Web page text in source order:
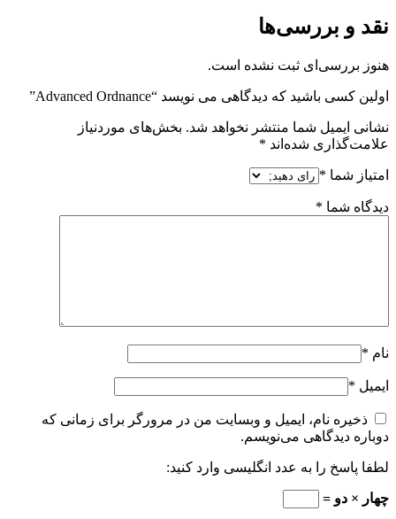
نقد و بررسی‌ها
هنوز بررسی‌ای ثبت نشده است.
اولین کسی باشید که دیدگاهی می نویسد “Advanced Ordnance”
نشانی ایمیل شما منتشر نخواهد شد. بخش‌های موردنیاز
علامت‌گذاری شده‌اند *
امتیاز شما *
دیدگاه شما *
نام *
ایمیل *
ذخیره نام، ایمیل و وبسایت من در مرورگر برای زمانی که
دوباره دیدگاهی می‌نویسم.
لطفا پاسخ را به عدد انگلیسی وارد کنید:
چهار × دو =